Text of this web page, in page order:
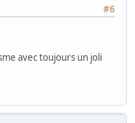
#6
avec toujours un joli